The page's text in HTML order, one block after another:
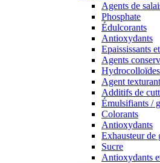
Agents de
Phosphate
Édulcorants
Antioxydants
Epaississants
Agents
Hydrocolloïdes
Agent
Additifs de
Émulsifiants /
Colorants
Antioxydants
Exhausteur de
Sucre
Antioxydants